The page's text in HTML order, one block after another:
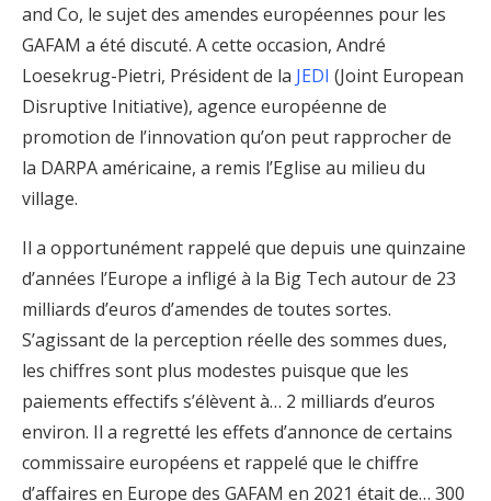
and Co, le sujet des amendes européennes pour les
GAFAM a été discuté. A cette occasion, André
Loesekrug-Pietri, Président de la JEDI (Joint European
Disruptive Initiative), agence européenne de
promotion de l’innovation qu’on peut rapprocher de
la DARPA américaine, a remis l’Eglise au milieu du
village.
Il a opportunément rappelé que depuis une quinzaine
d’années l’Europe a infligé à la Big Tech autour de 23
milliards d’euros d’amendes de toutes sortes.
S’agissant de la perception réelle des sommes dues,
les chiffres sont plus modestes puisque que les
paiements effectifs s’élèvent à… 2 milliards d’euros
environ. Il a regretté les effets d’annonce de certains
commissaire européens et rappelé que le chiffre
d’affaires en Europe des GAFAM en 2021 était de… 300